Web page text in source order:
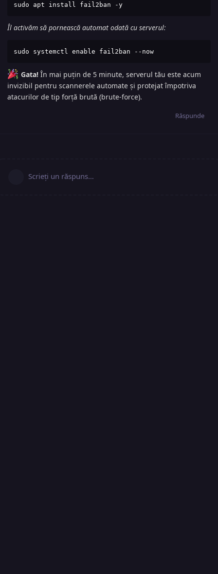
sudo apt install fail2ban -y
Îl activăm să pornească automat odată cu serverul:
sudo systemctl enable fail2ban --now
Gata!În mai puțin de 5 minute, serverul tău este acum
invizibil pentru scannerele automate și protejat împotriva
atacurilor de tip forță brută (brute-force).
Răspunde
Scrieți un răspuns…